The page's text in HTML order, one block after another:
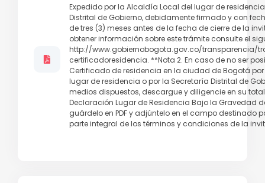
Expedido por la Alcaldía Local del lugar de
Distrital de Gobierno, debidamente firmado y con
de tres (3) meses antes de la fecha de cierre de la
obtener información sobre este trámite consulte el
http://www.gobiernobogota.gov.co/transparencia/
certificadoresidencia. **Nota 2. En caso de no ser
Certificado de residencia en la ciudad de Bogotá
lugar de residencia o por la Secretaría Distrital de
medios dispuestos, descargue y diligencie en su
Declaración Lugar de Residencia Bajo la Gravedad
guárdelo en PDF y adjúntelo en el campo destinado
parte integral de los términos y condiciones de la